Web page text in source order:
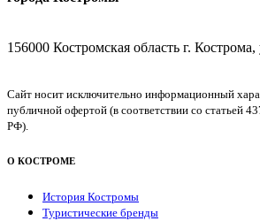
156000 Костромская область г. Кострома,
Сайт носит исключительно информационный
публичной офертой (в соответствии со статьей
РФ).
О КОСТРОМЕ
История Костромы
Туристические бренды